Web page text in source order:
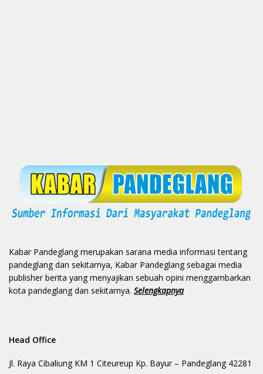
Kabar Pandeglang merupakan sarana media informasi tentang
pandeglang dan sekitarnya, Kabar Pandeglang sebagai media
publisher berita yang menyajikan sebuah opini menggambarkan
kota pandeglang dan sekitarnya. Selengkapnya
Head Office
Jl. Raya Cibaliung KM 1 Citeureup Kp. Bayur – Pandeglang 42281